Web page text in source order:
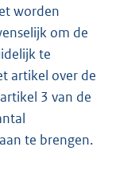
worden
om de
te
artikel over de
3 van de
te brengen.